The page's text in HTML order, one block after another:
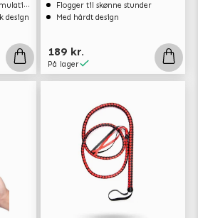
design
Flogger til skønne stunder
Med hårdt design
189 kr.
På lager